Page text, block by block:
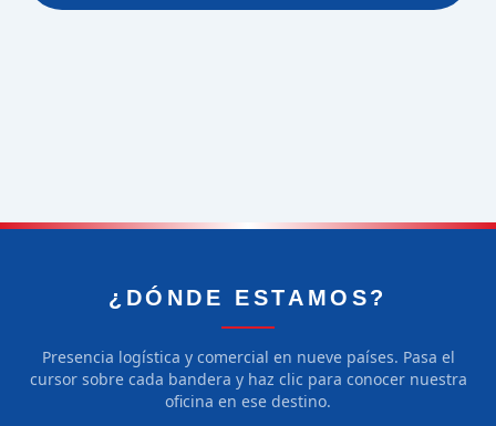
¿DÓNDE ESTAMOS?
Presencia logística y comercial en nueve países. Pasa el
cursor sobre cada bandera y haz clic para conocer nuestra
oficina en ese destino.